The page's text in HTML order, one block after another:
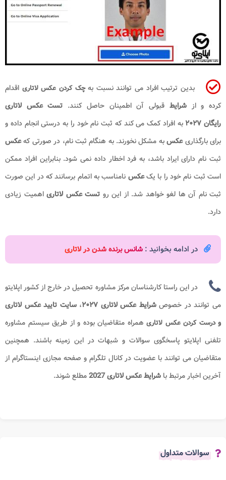
بدین ترتیب افراد می توانند نسبت بهچک کردن عکس لاتاری اقدام
کرده و ازشرایط قبولی آن اطمینان حاصل کنند. تست عکس لاتاری
رایگان ۲۰۲۷
به افراد کمک می کند که ثبت نام خود را به درستی انجام داده و
برای بارگذاریعکسبه مشکل نخورند. به هنگام ثبت نام، در صورتی کهعکس
ثبت نام دارای ایراد باشد، به فرد اخطار داده نمی شود. بنابراین افراد ممکن
است ثبت نام خود را با یکعکس نامناسب به اتمام برسانند که در این صورت
ثبت نام آن ها لغو خواهد شد. از این رو تست عکس لاتاری اهمیت زیادی
دارد.
در ادامه بخوانید : شانس برنده شدن در لاتاری
در این راستا کارشناسان مرکز مشاوره تحصیل در خارج از کشور اپلایتو
می توانند در خصوصشرایط عکس لاتاری ۲۰۲۷ ،سایت تاییدعکس لاتاری
ودرست کردن عکس لاتاری همراه متقاضیان بوده و از طریق سیستم مشاوره
تلفنی اپلایتو پاسخگوی سوالات و شبهات در این زمینه باشند. همچنین
متقاضیان می توانند با عضویت در کانال تلگرام و صفحه مجازی اینستاگرام از
آخرین اخبار مرتبط با شرایط عکس لاتاری 2027 مطلع شوند.
سوالات متداول